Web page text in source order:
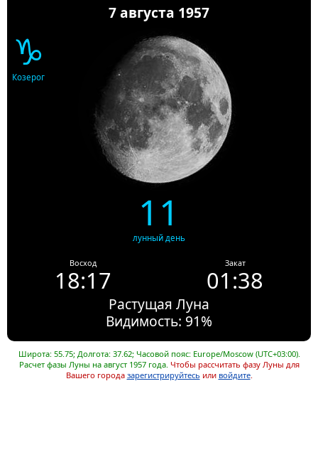
7 августа 1957
♑
Козерог
11
лунный день
Восход
18:17
Закат
01:38
Растущая Луна
Видимость: 91%
Широта: 55.75; Долгота: 37.62; Часовой пояс: Europe/Moscow (UTC+03:00).
Расчет фазы Луны на август 1957 года. Чтобы рассчитать фазу Луны для
Вашего города зарегистрируйтесь или войдите.